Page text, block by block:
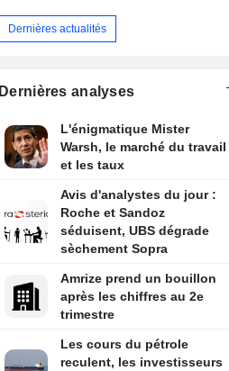
Dernières actualités
Dernières analyses
L'énigmatique Mister
Warsh, le marché du travail
et les taux
Avis d'analystes du jour :
Roche et Sandoz
séduisent, UBS dégrade
sèchement Sopra
Amrize prend un bouillon
après les chiffres au 2e
trimestre
Les cours du pétrole
reculent, les investisseurs